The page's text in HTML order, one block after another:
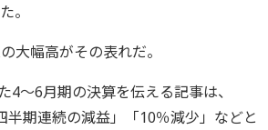
。
大幅高がその表れだ。
4～6月期の決算を伝える記事は、
半期連続の減益」「10％減少」などと